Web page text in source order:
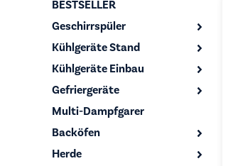
BESTSELLER
Geschirrspüler
Kühlgeräte Stand
Kühlgeräte Einbau
Gefriergeräte
Multi-Dampfgarer
Backöfen
Herde